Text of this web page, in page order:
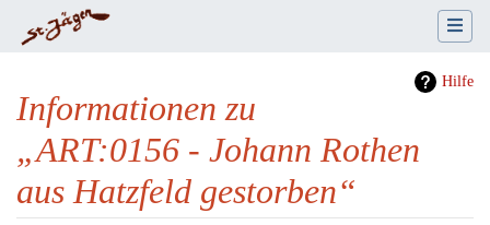
Hilfe
Informationen zu
„ART:0156 - Johann Rothen
aus Hatzfeld gestorben“